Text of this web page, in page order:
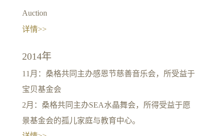
Auction
详情>>
2014年
11月：桑格共同主办感恩节慈善音乐会，所受益于
宝贝基金会
2月：桑格共同主办SEA水晶舞会，所得受益于愿
景基金会的孤儿家庭与教育中心。